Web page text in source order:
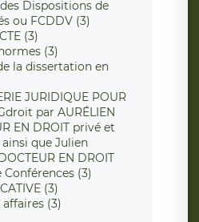
Dispositions de
ou FCDDV (3)
(3)
(3)
la dissertation en
JURIDIQUE POUR
par AURÉLIEN
EN DROIT privé et
que Julien
EN DROIT
(3)
(3)
(3)